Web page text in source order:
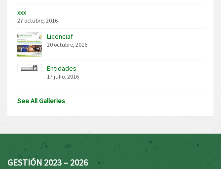
xxx
27 octubre, 2016
Licenciaf
20 octubre, 2016
Entidades
17 julio, 2016
See All Galleries
GESTIÓN 2023 – 2026